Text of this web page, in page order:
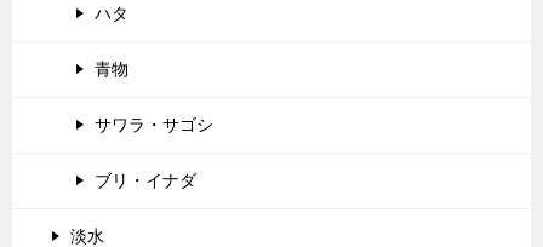
ハタ
青物
サワラ・サゴシ
ブリ・イナダ
淡水